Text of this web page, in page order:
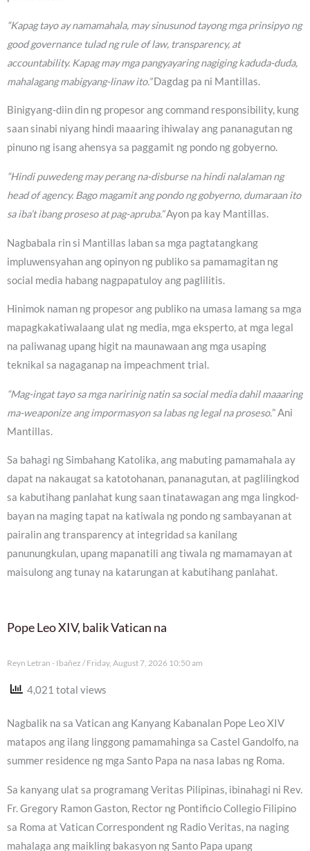
“Kapag tayo ay namamahala, may sinusunod tayong mga prinsipyo ng
good governance tulad ng rule of law, transparency, at
accountability. Kapag may mga pangyayaring nagiging kaduda-duda,
mahalagang mabigyang-linaw ito.”Dagdag pa ni Mantillas.
Binigyang-diin din ng propesor ang command responsibility, kung
saan sinabi niyang hindi maaaring ihiwalay ang pananagutan ng
pinuno ng isang ahensya sa paggamit ng pondo ng gobyerno.
“Hindi puwedeng may perang na-disburse na hindi nalalaman ng
head of agency. Bago magamit ang pondo ng gobyerno, dumaraan ito
sa iba’t ibang proseso at pag-apruba.”Ayon pa kay Mantillas.
Nagbabala rin si Mantillas laban sa mga pagtatangkang
impluwensyahan ang opinyon ng publiko sa pamamagitan ng
social media habang nagpapatuloy ang paglilitis.
Hinimok naman ng propesor ang publiko na umasa lamang sa mga
mapagkakatiwalaang ulat ng media, mga eksperto, at mga legal
na paliwanag upang higit na maunawaan ang mga usaping
teknikal sa nagaganap na impeachment trial.
“Mag-ingat tayo sa mga naririnig natin sa social media dahil maaaring
ma-weaponize ang impormasyon sa labas ng legal na proseso.” Ani
Mantillas.
Sa bahagi ng Simbahang Katolika, ang mabuting pamamahala ay
dapat na nakaugat sa katotohanan, pananagutan, at paglilingkod
sa kabutihang panlahat kung saan tinatawagan ang mga lingkod-
bayan na maging tapat na katiwala ng pondo ng sambayanan at
pairalin ang transparency at integridad sa kanilang
panunungkulan, upang mapanatili ang tiwala ng mamamayan at
maisulong ang tunay na katarungan at kabutihang panlahat.
Pope Leo XIV, balik Vatican na
Reyn Letran - Ibañez Friday, August 7, 2026 10:50 am
4,021 total views
Nagbalik na sa Vatican ang Kanyang Kabanalan Pope Leo XIV
matapos ang ilang linggong pamamahinga sa Castel Gandolfo, na
summer residence ng mga Santo Papa na nasa labas ng Roma.
Sa kanyang ulat sa programang Veritas Pilipinas, ibinahagi ni Rev.
Fr. Gregory Ramon Gaston, Rector ng Pontificio Collegio Filipino
sa Roma at Vatican Correspondent ng Radio Veritas, na naging
mahalaga ang maikling bakasyon ng Santo Papa upang